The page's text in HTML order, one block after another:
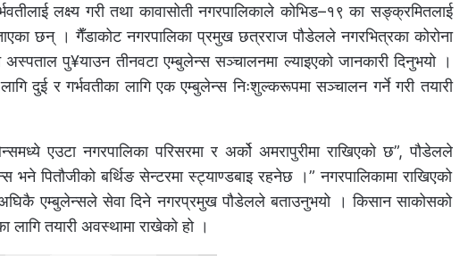
लक्ष्य गरी तथा कावासोती नगरपालिकाले कोभिड–१९ का सङ्क्रमितलाई
छन् । गैँडाकोट नगरपालिका प्रमुख छत्रराज पौडेलले नगरभित्रका कोरोना
पु¥याउन तीनवटा एम्बुलेन्स सञ्चालनमा ल्याइएको जानकारी दिनुभयो ।
दुई र गर्भवतीका लागि एक एम्बुलेन्स निःशुल्करूपमा सञ्चालन गर्ने गरी तयारी
एउटा नगरपालिका परिसरमा र अर्को अमरापुरीमा राखिएको छ”, पौडेलले
भने पितौजीको बर्थिङ सेन्टरमा स्ट्याण्डबाइ रहनेछ ।” नगरपालिकामा राखिएको
एम्बुलेन्सले सेवा दिने नगरप्रमुख पौडेलले बताउनुभयो । किसान साकोसको
लागि तयारी अवस्थामा राखेको हो ।